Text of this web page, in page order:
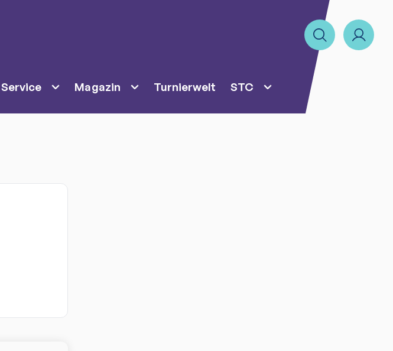
Magazin Turnierwelt STC